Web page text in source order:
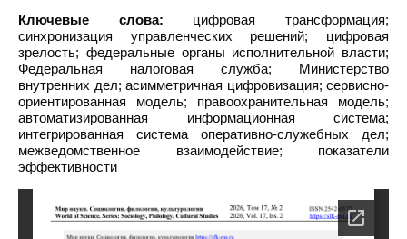
Ключевые слова: цифровая трансформация;
синхронизация управленческих решений; цифровая
зрелость; федеральные органы исполнительной власти;
Федеральная налоговая служба; Министерство
внутренних дел; асимметричная цифровизация; сервисно-
ориентированная модель; правоохранительная модель;
автоматизированная информационная система;
интегрированная система оперативно-служебных дел;
межведомственное взаимодействие; показатели
эффективности